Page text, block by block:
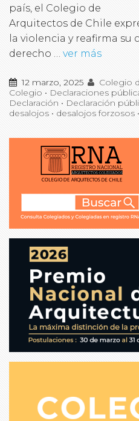
país, el Colegio de
Arquitectos de Chile
la violencia y reafirma su
derecho … ver más
12 marzo, 2025
Colegio
Colegio • Declaraciones
Declaración • Declaración
desalojos • desalojos forzosos •